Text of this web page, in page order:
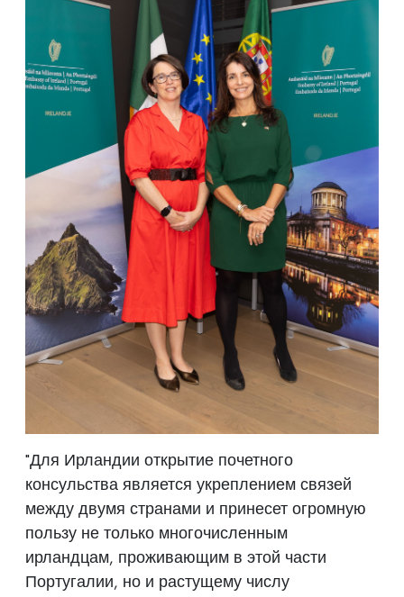
"Для Ирландии открытие почетного
консульства является укреплением связей
между двумя странами и принесет огромную
пользу не только многочисленным
ирландцам, проживающим в этой части
Португалии, но и растущему числу